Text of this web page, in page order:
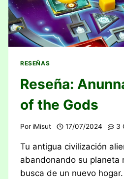
RESEÑAS
Reseña:
of the Gods
Por iMisut 17/07/2024 3
Tu antigua civilización
abandonando su planeta
busca de un nuevo